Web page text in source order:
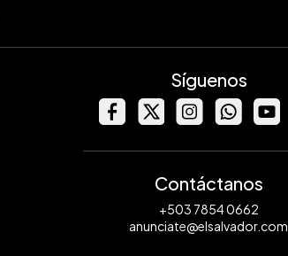
Síguenos
Contáctanos
+503 7854 0662
anunciate@elsalvador.com